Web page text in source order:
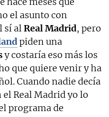
el asunto con
sí alReal Madrid, pero
piden una
y costaría eso más los
que quiere venir y ha
Cuando nadie decía
Real Madrid yo lo
programa de